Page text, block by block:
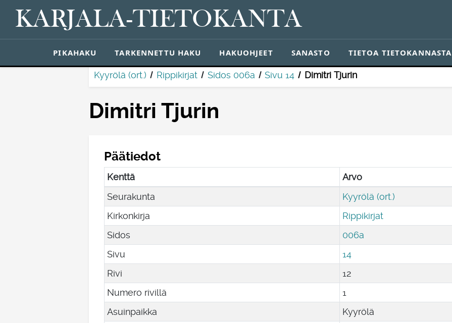
KARJALA-TIETOKANTA
PIKAHAKU TARKENNETTU HAKU HAKUOHJEET SANASTO TIETOA TIETOKANNASTA
Kyyrölä (ort.) Rippikirjat Sidos 006a Sivu 14 Dimitri Tjurin
Dimitri Tjurin
Päätiedot
Kenttä
Arvo
Seurakunta
Kyyrölä (ort.)
Kirkonkirja
Rippikirjat
Sidos
006a
Sivu
14
Rivi
12
Numero rivillä
1
Asuinpaikka
Kyyrölä